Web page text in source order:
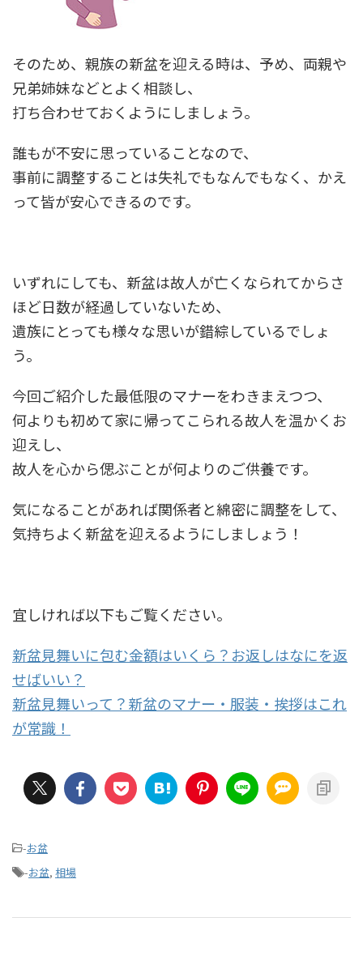
そのため、親族の新盆を迎える時は、予め、両親や
兄弟姉妹などとよく相談し、
打ち合わせておくようにしましょう。
誰もが不安に思っていることなので、
事前に調整することは失礼でもなんでもなく、かえ
って皆が安心できるのです。
いずれにしても、新盆は故人が亡くなられてからさ
ほど日数が経過していないため、
遺族にとっても様々な思いが錯綜しているでしょ
う。
今回ご紹介した最低限のマナーをわきまえつつ、
何よりも初めて家に帰ってこられる故人を温かくお
迎えし、
故人を心から偲ぶことが何よりのご供養です。
気になることがあれば関係者と綿密に調整をして、
気持ちよく新盆を迎えるようにしましょう！
宜しければ以下もご覧ください。
新盆見舞いに包む金額はいくら？お返しはなにを返
せばいい？
新盆見舞いって？新盆のマナー・服装・挨拶はこれ
が常識！
-お盆
-お盆, 相場